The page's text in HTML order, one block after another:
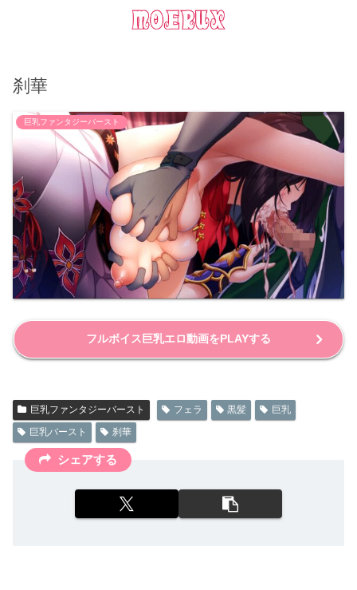
刹華
巨乳ファンタジーバースト
フルボイス巨乳エロ動画をPLAYする
巨乳ファンタジーバースト フェラ 黒髪
巨乳
巨乳バースト
刹華
シェアする